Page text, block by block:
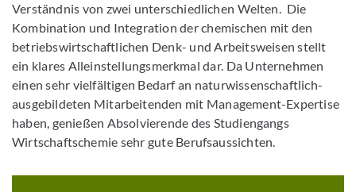
Verständnis von zwei unterschiedlichen Welten. Die
Kombination und Integration der chemischen mit den
betriebswirtschaftlichen Denk- und Arbeitsweisen stellt
ein klares Alleinstellungsmerkmal dar. Da Unternehmen
einen sehr vielfältigen Bedarf an naturwissenschaftlich-
ausgebildeten Mitarbeitenden mit Management-Expertise
haben, genießen Absolvierende des Studiengangs
Wirtschaftschemie sehr gute Berufsaussichten.